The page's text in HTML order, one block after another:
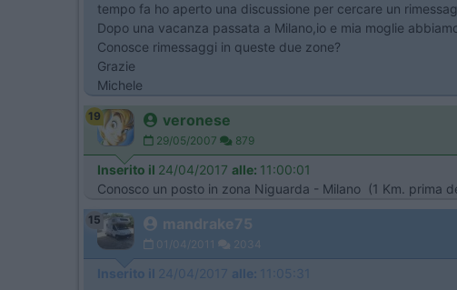
tempo fa ho aperto una discussione per cercare un
Dopo una vacanza passata a Milano,io e mia moglie
Conosce rimessaggi in queste due zone?
Grazie
Michele
19 veronese
29/05/2007 879
Inserito il 24/04/2017 alle: 11:00:01
Conosco un posto in zona Niguarda - Milano (1 Km. prima
15 mandrake75
01/04/2011 2034
Inserito il 24/04/2017 alle: 11:05:31